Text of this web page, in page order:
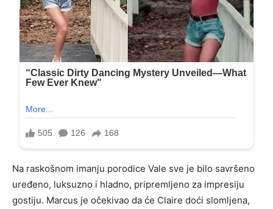
Na raskošnom imanju porodice Vale sve je bilo savršeno
uređeno, luksuzno i hladno, pripremljeno za impresiju
gostiju. Marcus je očekivao da će Claire doći slomljena,